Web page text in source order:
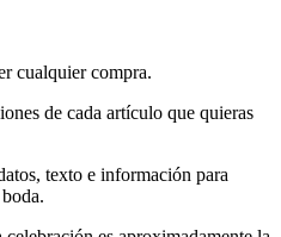
cualquier compra.
de cada artículo que quieras
texto e información para